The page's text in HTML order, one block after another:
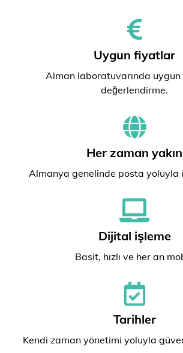
Uygun fiyatlar
Alman laboratuvarında
değerlendirme.
Her zaman yakın
Almanya genelinde posta yoluyla
Dijital işleme
Basit, hızlı ve her an
Tarihler
Kendi zaman yönetimi yoluyla